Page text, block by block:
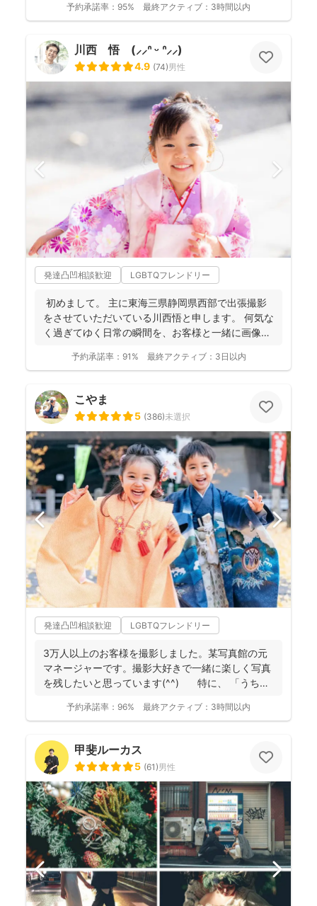
予約承諾率： 95% 最終アクティブ： 3時間以内
川西 悟 (⸝⸝ᐢ ᵕ ᐢ⸝⸝)
4.9 (74)男性
発達凸凹相談歓迎 LGBTQフレンドリー
初めまして。 主に東海三県静岡県西部で出張撮影
をさせていただいている川西悟と申します。 何気な
く過ぎてゆく日常の瞬間を、お客様と一緒に画像と
予約承諾率： 91% 最終アクティブ： 3日以内
こやま
5 (386)未選択
発達凸凹相談歓迎 LGBTQフレンドリー
3万人以上のお客様を撮影しました。某写真館の元
マネージャーです。撮影大好きで一緒に楽しく写真
を残したいと思っています(^^) 特に、 「うち
予約承諾率： 96% 最終アクティブ： 3時間以内
甲斐ルーカス
5 (61)男性